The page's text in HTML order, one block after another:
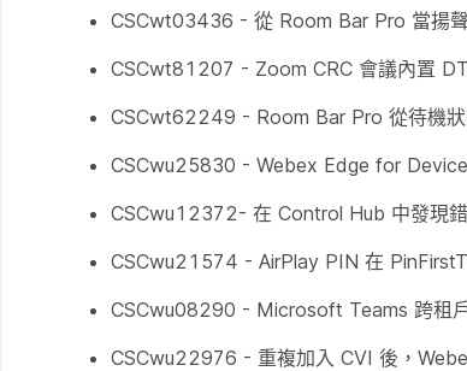
CSCwt03436 - 從 Room Bar Pro 當揚
CSCwt81207 - Zoom CRC 會議內置
CSCwt62249 - Room Bar Pro 從待機狀
CSCwu25830 - Webex Edge for
CSCwu12372- 在 Control Hub 中發現錯
CSCwu21574 - AirPlay PIN 在
CSCwu08290 - Microsoft Teams 跨租
CSCwu22976 - 重複加入 CVI 後，